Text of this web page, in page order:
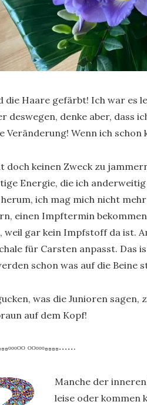
die Haare gefärbt! Ich war es
deswegen, denke aber, dass
Veränderung! Wenn ich schon
doch keinen Zweck zu
Energie, die ich
ich mag mich nicht
einen Impftermin
weil gar kein Impfstoff da ist.
für Carsten anpasst. Das
schon was auf die Beine
was die Junioren
auf dem Kopf!
ᴼᴼᵒᵒᵒ▫▫▫▫∙∙∙∙∙·
Manche der
leise oder kommen